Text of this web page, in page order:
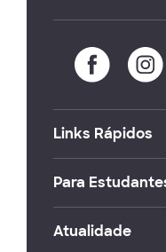
Links Rápidos
Para
Atualidade